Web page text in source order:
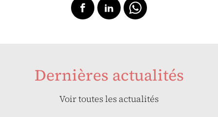
Dernières actualités
Voir toutes les actualités